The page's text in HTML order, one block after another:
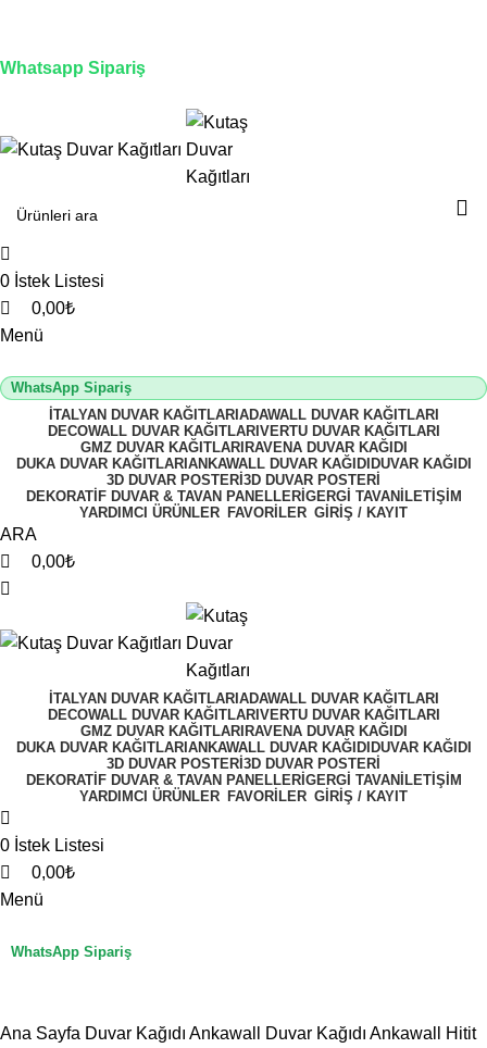
Whatsapp Sipariş
0 İstek Listesi
0,00₺
Menü
WhatsApp Sipariş
İTALYAN DUVAR KAĞITLARI ADAWALL DUVAR KAĞITLARI
DECOWALL DUVAR KAĞITLARI VERTU DUVAR KAĞITLARI
GMZ DUVAR KAĞITLARI RAVENA DUVAR KAĞIDI
DUKA DUVAR KAĞITLARI ANKAWALL DUVAR KAĞIDI DUVAR KAĞIDI
3D DUVAR POSTERI 3D DUVAR POSTERI
DEKORATIF DUVAR & TAVAN PANELLERI GERGI TAVAN İLETIŞIM
YARDIMCI ÜRÜNLER FAVORİLER GİRİŞ / KAYIT
ARA
0,00₺
İTALYAN DUVAR KAĞITLARI ADAWALL DUVAR KAĞITLARI
DECOWALL DUVAR KAĞITLARI VERTU DUVAR KAĞITLARI
GMZ DUVAR KAĞITLARI RAVENA DUVAR KAĞIDI
DUKA DUVAR KAĞITLARI ANKAWALL DUVAR KAĞIDI DUVAR KAĞIDI
3D DUVAR POSTERI 3D DUVAR POSTERI
DEKORATIF DUVAR & TAVAN PANELLERI GERGI TAVAN İLETIŞIM
YARDIMCI ÜRÜNLER FAVORİLER GİRİŞ / KAYIT
0 İstek Listesi
0,00₺
Menü
WhatsApp Sipariş
Ana Sayfa Duvar Kağıdı Ankawall Duvar Kağıdı Ankawall Hitit